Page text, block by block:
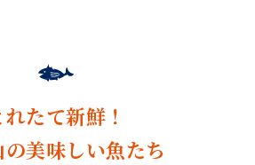
れたて新鮮！
美味しい魚たち